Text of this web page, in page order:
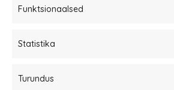
Funktsionaalsed
Statistika
Turundus